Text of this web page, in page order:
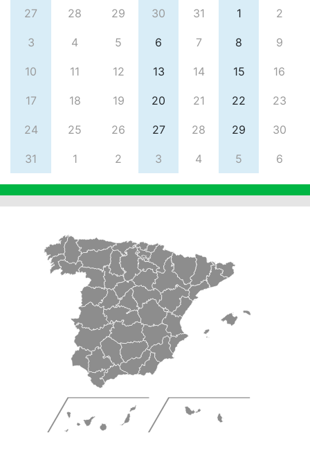
27 28 29 30 31 1 2
3 4 5 6 7 8 9
10 11 12 13 14 15 16
17 18 19 20 21 22 23
24 25 26 27 28 29 30
31 1 2 3 4 5 6